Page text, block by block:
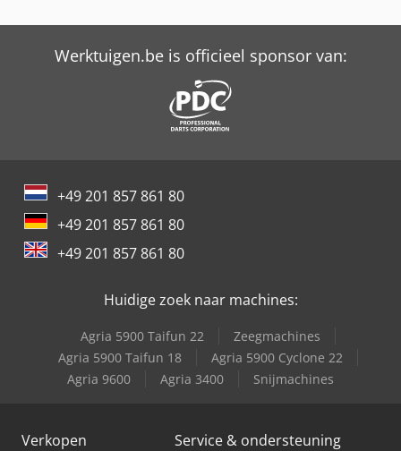
Same Explorer 75
Same Explorer 80 Ii Dt
Same Explorer 90 Dt
Same Explorer Ii 80
Same Silver 110
Same Silver 130
Werktuigen.be is officieel sponsor van:
+49 201 857 861 80
+49 201 857 861 80
+49 201 857 861 80
Huidige zoek naar machines:
Agria 5900 Taifun 22
Zeegmachines
Agria 5900 Taifun 18
Agria 5900 Cyclone 22
Agria 9600
Agria 3400 Snijmachines
Verkopen Service & ondersteuning